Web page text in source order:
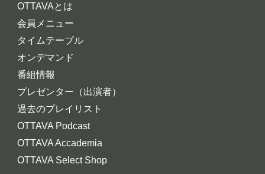
OTTAVAとは
会員メニュー
タイムテーブル
オンデマンド
番組情報
プレゼンター（出演者）
過去のプレイリスト
OTTAVA Podcast
OTTAVA Accademia
OTTAVA Select Shop